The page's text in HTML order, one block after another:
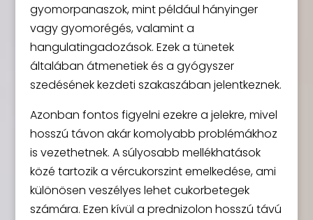
gyomorpanaszok, mint például hányinger
vagy gyomorégés, valamint a
hangulatingadozások. Ezek a tünetek
általában átmenetiek és a gyógyszer
szedésének kezdeti szakaszában jelentkeznek.
Azonban fontos figyelni ezekre a jelekre, mivel
hosszú távon akár komolyabb problémákhoz
is vezethetnek. A súlyosabb mellékhatások
közé tartozik a vércukorszint emelkedése, ami
különösen veszélyes lehet cukorbetegek
számára. Ezen kívül a prednizolon hosszú távú